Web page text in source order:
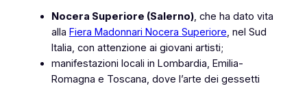
Nocera Superiore (Salerno), che ha dato vita
alla Fiera Madonnari Nocera Superiore, nel Sud
Italia, con attenzione ai giovani artisti;
manifestazioni locali in Lombardia, Emilia-
Romagna e Toscana, dove l’arte dei gessetti